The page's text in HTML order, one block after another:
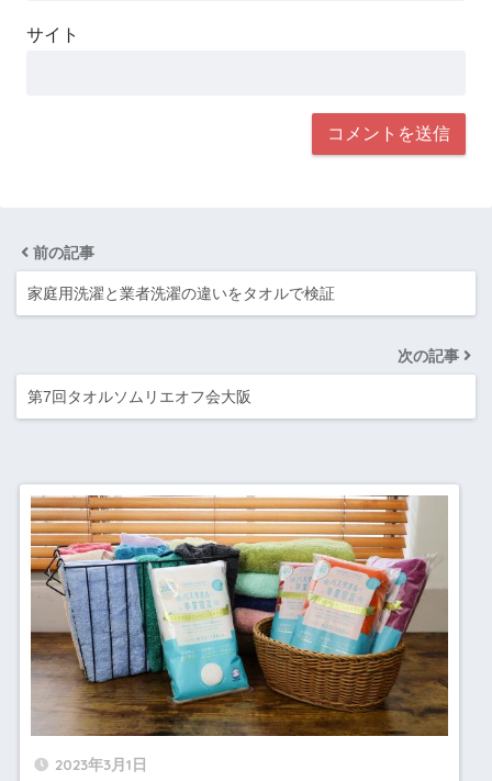
サイト
前の記事
家庭用洗濯と業者洗濯の違いをタオルで検証
次の記事
第7回タオルソムリエオフ会大阪
2023年3月1日